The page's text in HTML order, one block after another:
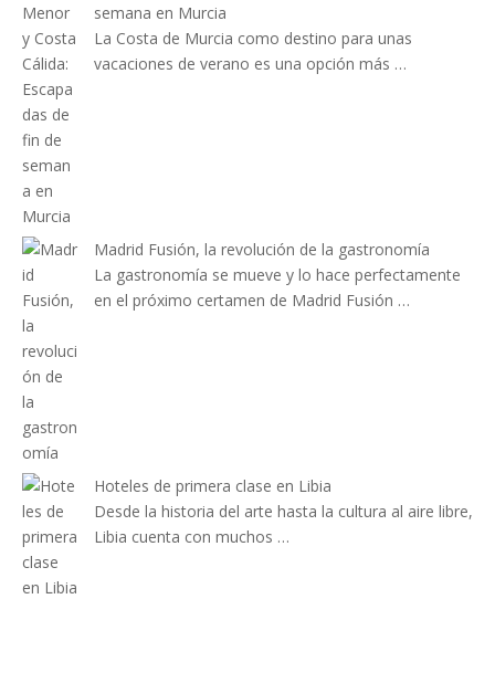
semana en Murcia
La Costa de Murcia como destino para unas
vacaciones de verano es una opción más …
Madrid Fusión, la revolución de la gastronomía
La gastronomía se mueve y lo hace perfectamente
en el próximo certamen de Madrid Fusión …
Hoteles de primera clase en Libia
Desde la historia del arte hasta la cultura al aire libre,
Libia cuenta con muchos …